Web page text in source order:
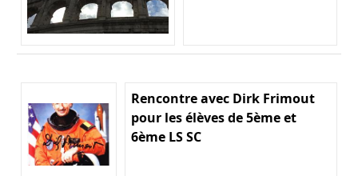
Rencontre avec Dirk Frimout
pour les élèves de 5ème et
6ème LS SC